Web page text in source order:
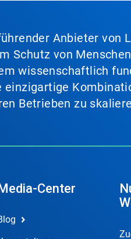
Anbieter von
Schutz von
wissenschaftlich
Betrieben zu
Center